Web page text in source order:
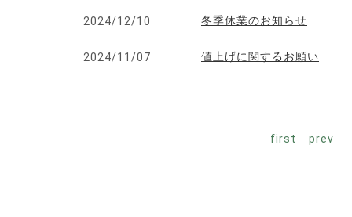
2024/12/10 冬季休業のお知らせ
2024/11/07 値上げに関するお願い
first prev